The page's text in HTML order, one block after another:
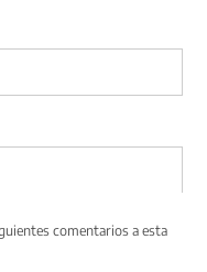
comentarios a esta